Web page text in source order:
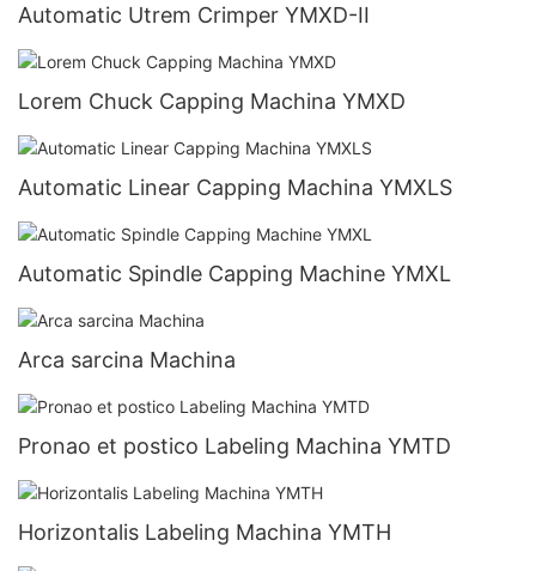
Automatic Utrem Crimper YMXD-II
Lorem Chuck Capping Machina YMXD
Automatic Linear Capping Machina YMXLS
Automatic Spindle Capping Machine YMXL
Arca sarcina Machina
Pronao et postico Labeling Machina YMTD
Horizontalis Labeling Machina YMTH